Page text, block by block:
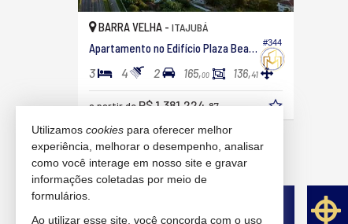
#344
BARRA VELHA - ITAJUBÁ
Apartamento no Edifício Plaza Beach Residence
3 4 2 165,00 136,41
a partir de R$ 1.381.224, 87
10 imóveis encontrados
(nenhuma avaliação)
Cadastre-se e anuncie conosco
Utilizamos cookies para oferecer melhor
experiência, melhorar o desempenho, analisar
como você interage em nosso site e gravar
informações coletadas por meio de
formulários.
Ao utilizar esse site, você concorda com o uso